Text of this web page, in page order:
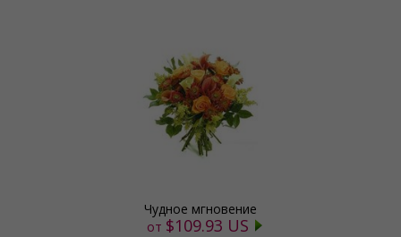
Чудное мгновение
от $109.93 US